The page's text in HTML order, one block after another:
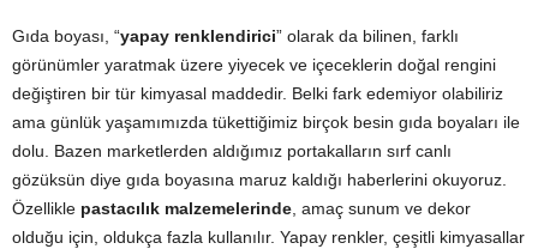
Gıda boyası, “yapay renklendirici” olarak da bilinen, farklı
görünümler yaratmak üzere yiyecek ve içeceklerin doğal rengini
değiştiren bir tür kimyasal maddedir. Belki fark edemiyor olabiliriz
ama günlük yaşamımızda tükettiğimiz birçok besin gıda boyaları ile
dolu. Bazen marketlerden aldığımız portakalların sırf canlı
gözüksün diye gıda boyasına maruz kaldığı haberlerini okuyoruz.
Özellikle pastacılık malzemelerinde , amaç sunum ve dekor
olduğu için, oldukça fazla kullanılır. Yapay renkler, çeşitli kimyasallar